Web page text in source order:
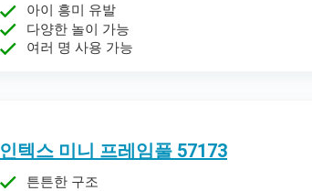
아이 흥미 유발
다양한 놀이 가능
여러 명 사용 가능
인텍스 미니 프레임풀 57173
튼튼한 구조